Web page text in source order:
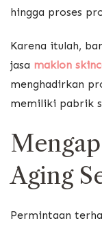
hingga proses
Karena itulah,
jasa maklon
menghadirkan
memiliki pabrik
Aging
Permintaan